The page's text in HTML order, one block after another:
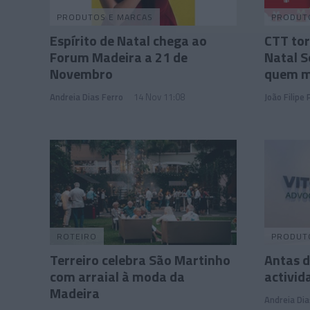
PRODUTOS E MARCAS
Espírito de Natal chega ao
Forum Madeira a 21 de
Novembro
Andreia Dias Ferro 14 Nov 11:08
CTT
Natal
quem
João Filipe
ROTEIRO
Terreiro celebra São Martinho
com arraial à moda da
Madeira
Antas
Andreia